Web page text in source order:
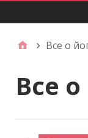
Все о
Все